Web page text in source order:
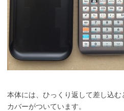
本体には、ひっくり返して差し込
カバーがついています。